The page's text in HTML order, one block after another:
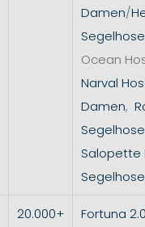
Damen/
Ocean
Narval
Damen,
Segelhose
Salopette
Segelhose
20.000+
Fortuna